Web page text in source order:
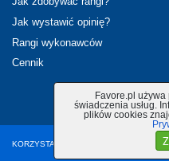
Favore.pl
świadczenia usług.
plików cookies
Jak wystawić opinię?
Rangi wykonawców
Cennik
KORZYSTANIE Z PORTALU OZNACZA